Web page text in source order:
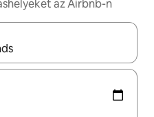
az Airbnb-n
és a lefelé nyíllal